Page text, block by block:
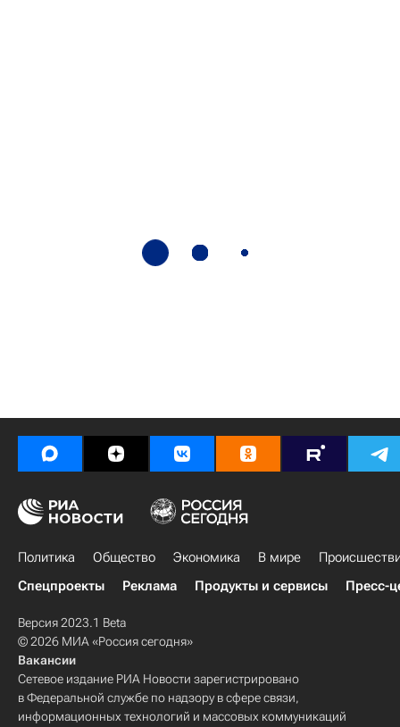
Политика Общество Экономика В мире
Спецпроекты
Реклама Продукты и сервисы Пресс-
Версия 2023.1 Beta
© 2026 МИА «Россия сегодня»
Вакансии
Сетевое издание РИА Новости зарегистрировано
в Федеральной службе по надзору в сфере связи,
информационных технологий и массовых коммуникаций